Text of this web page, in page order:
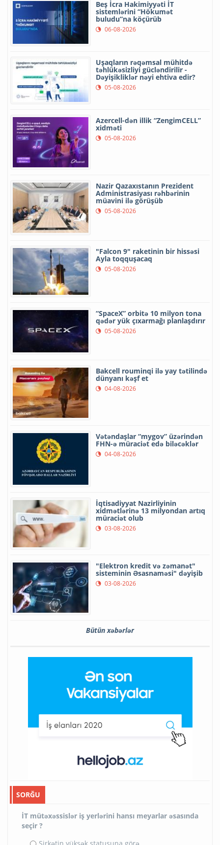
Beş İcra Hakimiyyəti İT
sistemlərini “Hökumət
buludu”na köçürüb
06-08-2026
Uşaqların rəqəmsal mühitdə
təhlükəsizliyi gücləndirilir -
Dəyişikliklər nəyi ehtiva edir?
05-08-2026
Azercell-dən illik “ZengimCELL”
xidməti
05-08-2026
Nazir Qazaxıstanın Prezident
Administrasiyası rəhbərinin
müavini ilə görüşüb
05-08-2026
"Falcon 9" raketinin bir hissəsi
Ayla toqquşacaq
05-08-2026
“SpaceX” orbitə 10 milyon tona
qədər yük çıxarmağı planlaşdırır
05-08-2026
Bakcell rouminqi ilə yay tətilində
dünyanı kəşf et
04-08-2026
Vətəndaşlar “mygov” üzərindən
FHN-ə müraciət edə biləcəklər
04-08-2026
İqtisadiyyat Nazirliyinin
xidmətlərinə 13 milyondan artıq
müraciət olub
03-08-2026
"Elektron kredit və zəmanət"
sisteminin Əsasnaməsi" dəyişib
03-08-2026
Bütün xəbərlər
SORĞU
İT mütəxəssislər iş yerlərini hansı meyarlar əsasında
seçir ?